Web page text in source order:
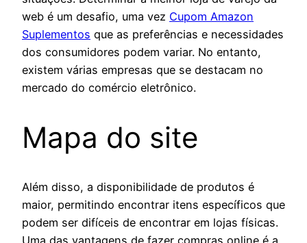
web é um desafio, uma vez Cupom Amazon
Suplementos que as preferências e necessidades
dos consumidores podem variar. No entanto,
existem várias empresas que se destacam no
mercado do comércio eletrônico.
Mapa do site
Além disso, a disponibilidade de produtos é
maior, permitindo encontrar itens específicos que
podem ser difíceis de encontrar em lojas físicas.